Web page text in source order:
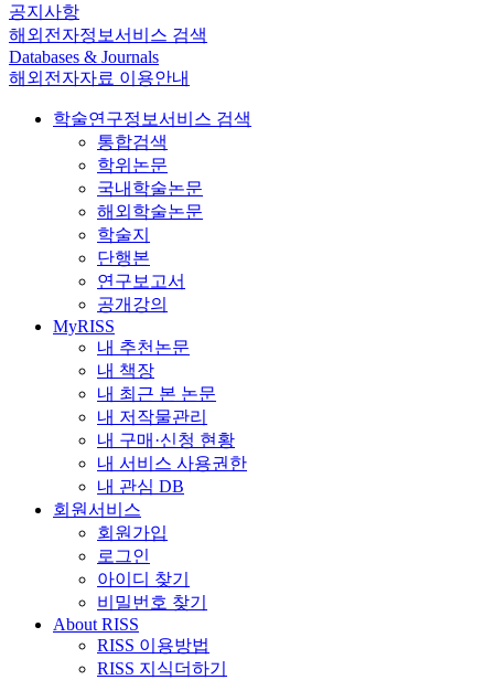
공지사항
해외전자정보서비스 검색
Databases & Journals
해외전자자료 이용안내
학술연구정보서비스 검색
통합검색
학위논문
국내학술논문
해외학술논문
학술지
단행본
연구보고서
공개강의
MyRISS
내 추천논문
내 책장
내 최근 본 논문
내 저작물관리
내 구매·신청 현황
내 서비스 사용권한
내 관심 DB
회원서비스
회원가입
로그인
아이디 찾기
비밀번호 찾기
About RISS
RISS 이용방법
RISS 지식더하기